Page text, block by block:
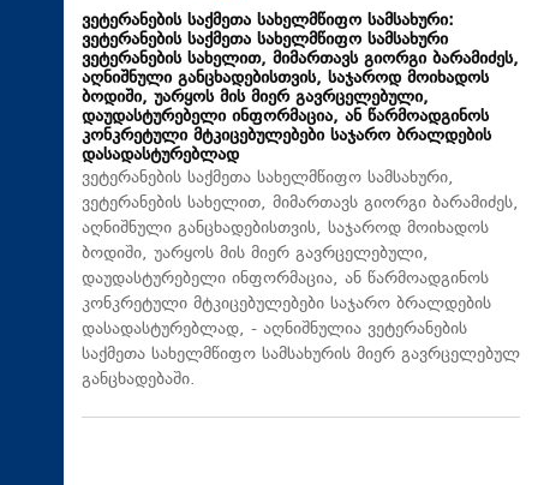
ვეტერანების საქმეთა სახელმწიფო სამსახური:
ვეტერანების საქმეთა სახელმწიფო სამსახური
ვეტერანების სახელით, მიმართავს გიორგი ბარამიძეს,
აღნიშნული განცხადებისთვის, საჯაროდ მოიხადოს
ბოდიში, უარყოს მის მიერ გავრცელებული,
დაუდასტურებელი ინფორმაცია, ან წარმოადგინოს
კონკრეტული მტკიცებულებები საჯარო ბრალდების
დასადასტურებლად
ვეტერანების საქმეთა სახელმწიფო სამსახური,
ვეტერანების სახელით, მიმართავს გიორგი ბარამიძეს,
აღნიშნული განცხადებისთვის, საჯაროდ მოიხადოს
ბოდიში, უარყოს მის მიერ გავრცელებული,
დაუდასტურებელი ინფორმაცია, ან წარმოადგინოს
კონკრეტული მტკიცებულებები საჯარო ბრალდების
დასადასტურებლად, - აღნიშნულია ვეტერანების
საქმეთა სახელმწიფო სამსახურის მიერ გავრცელებულ
განცხადებაში.